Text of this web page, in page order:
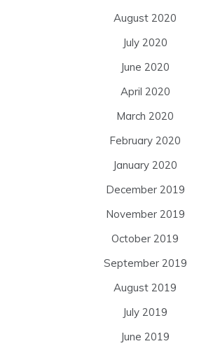
August 2020
July 2020
June 2020
April 2020
March 2020
February 2020
January 2020
December 2019
November 2019
October 2019
September 2019
August 2019
July 2019
June 2019